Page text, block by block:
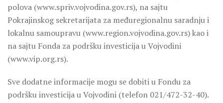
polova (www.spriv.vojvodina.gov.rs), na sajtu
Pokrajinskog sekretarijata za međuregionalnu saradnju i
lokalnu samoupravu (www.region.vojvodina.gov.rs) kao i
na sajtu Fonda za podršku investicija u Vojvodini
(www.vip.org.rs).
Sve dodatne informacije mogu se dobiti u Fondu za
podršku investicija u Vojvodini (telefon 021/472-32-40).